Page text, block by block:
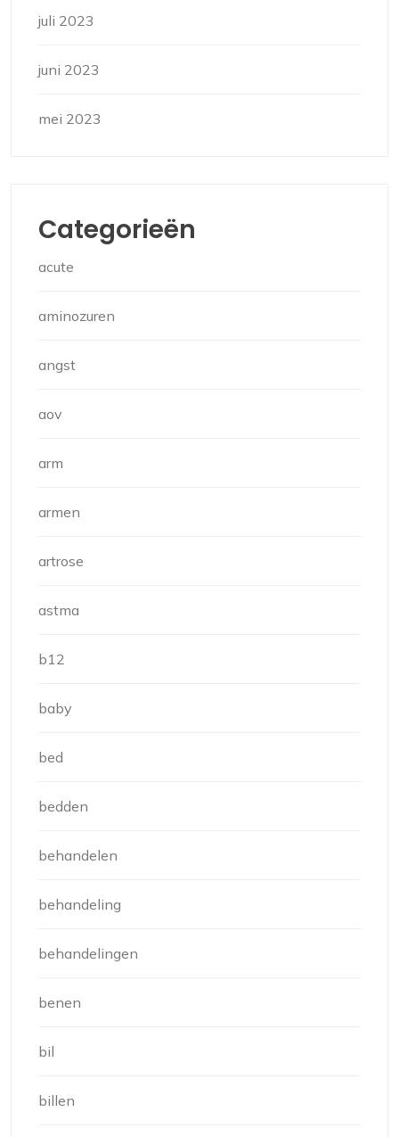
juli 2023
juni 2023
mei 2023
Categorieën
acute
aminozuren
angst
aov
arm
armen
artrose
astma
b12
baby
bed
bedden
behandelen
behandeling
behandelingen
benen
bil
billen